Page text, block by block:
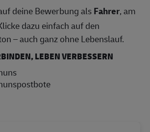
deine Bewerbung alsFahrer, am
dazu einfach auf den
– auch ganz ohne Lebenslauf.
LEBEN VERBESSERN